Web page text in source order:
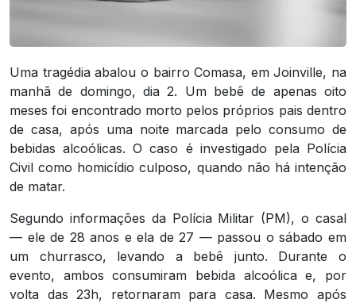
Uma tragédia abalou o bairro Comasa, em Joinville, na
manhã de domingo, dia 2. Um bebê de apenas oito
meses foi encontrado morto pelos próprios pais dentro
de casa, após uma noite marcada pelo consumo de
bebidas alcoólicas. O caso é investigado pela Polícia
Civil como homicídio culposo, quando não há intenção
de matar.
Segundo informações da Polícia Militar (PM), o casal
— ele de 28 anos e ela de 27 — passou o sábado em
um churrasco, levando a bebê junto. Durante o
evento, ambos consumiram bebida alcoólica e, por
volta das 23h, retornaram para casa. Mesmo após